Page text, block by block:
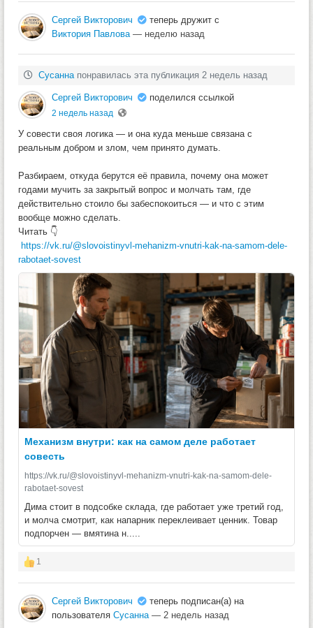
Сергей Викторович
теперь дружит с
Виктория Павлова — неделю назад
Сусаннапонравилась эта публикация 2 недель назад
Сергей Викторович поделился ссылкой
2 недель назад
У совести своя логика — и она куда меньше связана с
реальным добром и злом, чем принято думать.
Разбираем, откуда берутся её правила, почему она может
годами мучить за закрытый вопрос и молчать там, где
действительно стоило бы забеспокоиться — и что с этим
вообще можно сделать.
Читать 👇
https://vk.ru/@slovoistinyvl-mehanizm-vnutri-kak-na-samom-dele-
rabotaet-sovest
Механизм внутри: как на самом деле работает
совесть
https://vk.ru/@slovoistinyvl-mehanizm-vnutri-kak-na-samom-dele-
rabotaet-sovest
Дима стоит в подсобке склада, где работает уже третий год,
и молча смотрит, как напарник переклеивает ценник. Товар
подпорчен — вмятина н.....
1
Сергей Викторович
теперь подписан(а) на
пользователя Сусанна — 2 недель назад